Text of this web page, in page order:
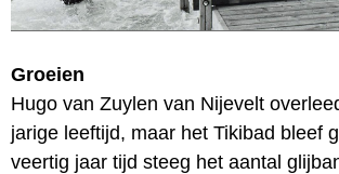
Groeien
Hugo van Zuylen van Nijevelt
jarige leeftijd, maar het Tikibad bleef
veertig jaar tijd steeg het aantal